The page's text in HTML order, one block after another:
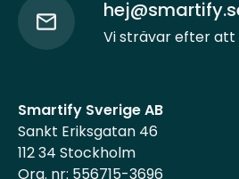
Vi strävar efter att
Smartify Sverige AB
Sankt Eriksgatan 46
112 34 Stockholm
Org. nr: 556715-3696